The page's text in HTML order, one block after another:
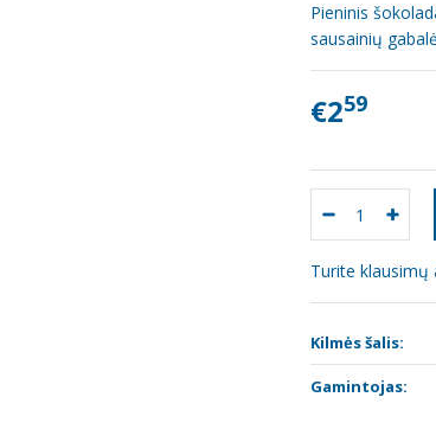
Pieninis
sausainių
€259
Turite klausimų
Kilmės šalis:
Gamintojas: